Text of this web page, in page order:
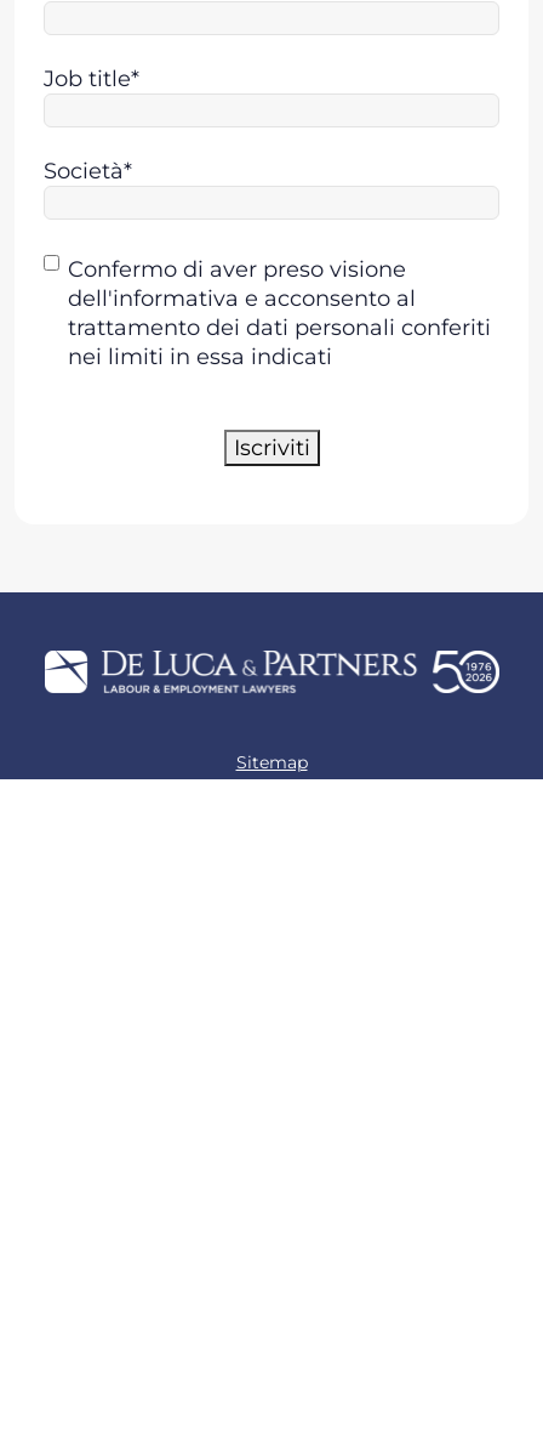
Job title*
Società*
Consenso
Confermo di aver preso visione
dell'informativa e acconsento al
trattamento dei dati personali conferiti
nei limiti in essa indicati
Iscriviti
Sitemap